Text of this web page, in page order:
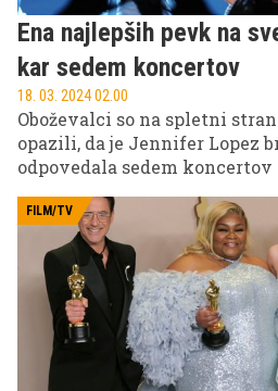
Ena najlepših pevk na
kar sedem koncertov
18. 03. 2024 02.00
Oboževalci so na spletni
opazili, da je Jennifer Lopez
odpovedala sedem koncertov
FILM/TV